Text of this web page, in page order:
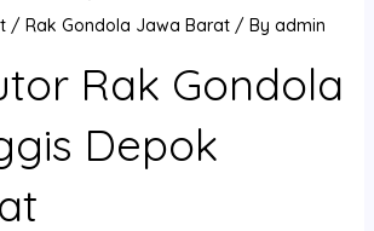
/ Rak Gondola Jawa Barat/ By admin
Rak Gondola
Depok